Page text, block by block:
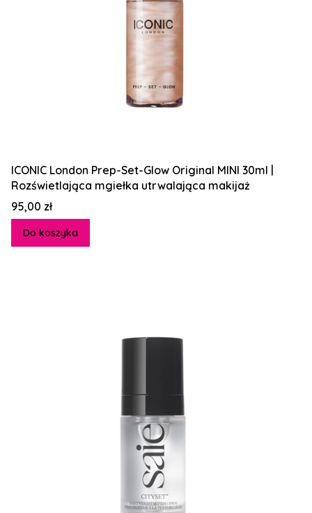
ICONIC London Prep-Set-Glow Original MINI 30ml |
Rozświetlająca mgiełka utrwalająca makijaż
Cena
95,00 zł
Do koszyka